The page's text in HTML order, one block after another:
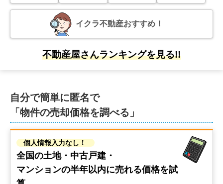
500万円
300万円
青森県上北郡おいらせ町深沢平
状態:更地
100
イクラ不動産おすすめ！
不動産屋さんランキングを見る!!
自分で簡単に匿名で
「物件の売却価格を調べる」
個人情報入力なし！
全国の土地・中古戸建・
マンションの半年以内に売れる価格を試